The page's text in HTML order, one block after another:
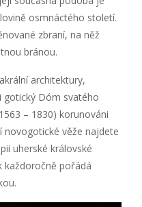
osmnáctého století.
zbraní, na něž
bránou.
architektury,
gotický Dóm svatého
– 1830) korunováni
novogotické věže najdete
uherské královské
každoročně pořádá